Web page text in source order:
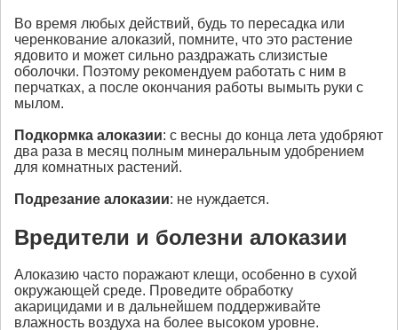
Во время любых действий, будь то пересадка или
черенкование алоказий, помните, что это растение
ядовито и может сильно раздражать слизистые
оболочки. Поэтому рекомендуем работать с ним в
перчатках, а после окончания работы вымыть руки с
мылом.
Подкормка алоказии: с весны до конца лета удобряют
два раза в месяц полным минеральным удобрением
для комнатных растений.
Подрезание алоказии: не нуждается.
Вредители и болезни алоказии
Алоказию часто поражают клещи, особенно в сухой
окружающей среде. Проведите обработку
акарицидами и в дальнейшем поддерживайте
влажность воздуха на более высоком уровне.